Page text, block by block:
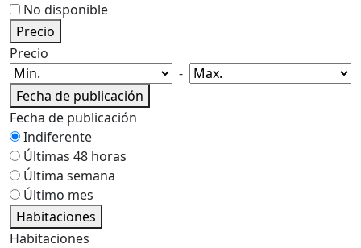
No disponible
Precio
Precio
-
Fecha de publicación
Fecha de publicación
Indiferente
Últimas 48 horas
Última semana
Último mes
Habitaciones
Habitaciones